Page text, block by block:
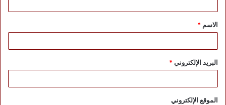
ق
*
الاسم *
البريد الإلكتروني*
الموقع الإلكتروني